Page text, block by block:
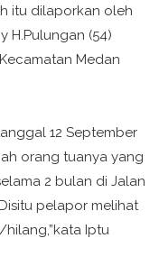
itu dilaporkan oleh
H.Pulungan (54)
Medan
12 September
orang tuanya yang
2 bulan di Jalan
pelapor melihat
Iptu